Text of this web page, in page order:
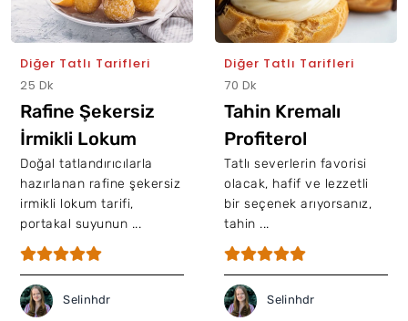
Diğer Tatlı Tarifleri
25 Dk
Rafine Şekersiz
İrmikli Lokum
Doğal tatlandırıcılarla
hazırlanan rafine şekersiz
irmikli lokum tarifi,
portakal suyunun ...
Selinhdr
Diğer Tatlı Tarifleri
70 Dk
Tahin Kremalı
Profiterol
Tatlı severlerin favorisi
olacak, hafif ve lezzetli
bir seçenek arıyorsanız,
tahin ...
Selinhdr